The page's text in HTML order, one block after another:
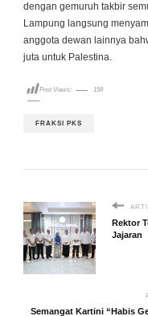
dengan gemuruh takbir
Lampung langsung
anggota dewan lainnya
juta untuk Palestina.
Post Views: 158
FRAKSI PKS
Rektor
Jajaran
Semangat Kartini “Habis